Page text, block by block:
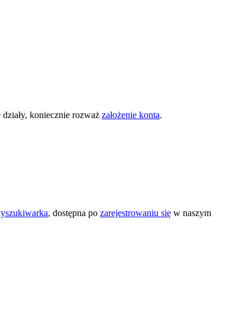
koniecznie rozważ założenie konta.
, dostępna po zarejestrowaniu się w naszym